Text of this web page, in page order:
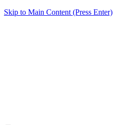
Skip to Main Content (Press Enter)